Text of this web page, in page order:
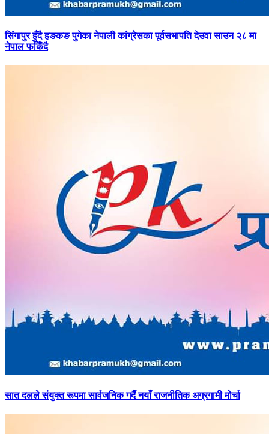
सिंगापुरहुँदै हङकङ पुगेका नेपाली कांग्रेसका पूर्वसभापति देउवा साउन २८ मा
नेपाल फर्किँदै
सातदलले संयुक्त रूपमा सार्वजनिक गर्दै नयाँ राजनीतिक अग्रगामी मोर्चा